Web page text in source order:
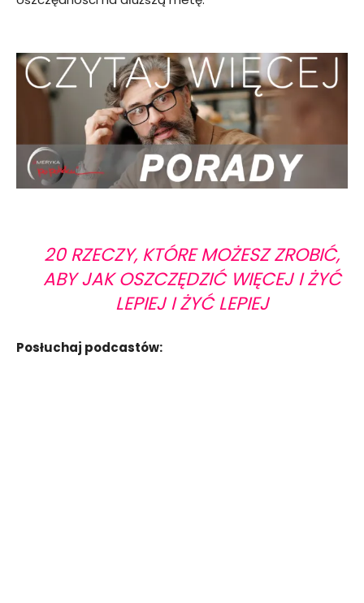
20 RZECZY, KTÓRE MOŻESZ ZROBIĆ,
ABY JAK OSZCZĘDZIĆ WIĘCEJ I ŻYĆ
LEPIEJ I ŻYĆ LEPIEJ
Posłuchaj podcastów: